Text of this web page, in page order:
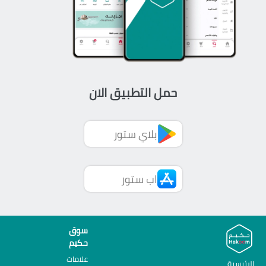
حمل التطبيق الان
بلاي ستور
اب ستور
سوق
حكيم
علامات